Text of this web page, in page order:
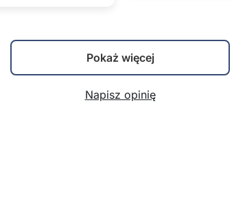
Pokaż więcej
Napisz opinię